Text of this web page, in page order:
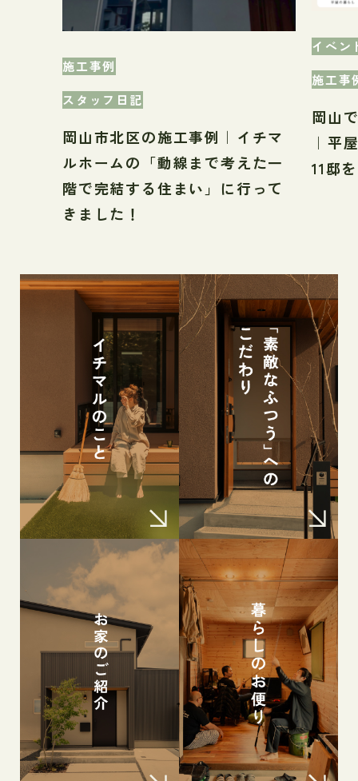
施工事例
スタッフ日記
岡山市北区の施工事例｜イチマ
ルホームの「動線まで考えた一
階で完結する住まい」に行って
きました！
イベン
施工事
岡山
｜平
11邸